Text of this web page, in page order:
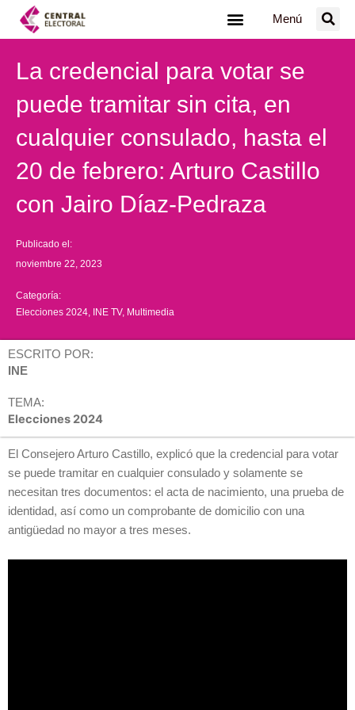
Menú
La credencial para votar se
puede tramitar sin cita, en
cualquier consulado, hasta el
20 de febrero: Arturo Castillo
con Jairo Díaz-Pedraza
Publicado el:
noviembre 22, 2023
Categoría:
Elecciones 2024 INE TV, Multimedia
ESCRITO POR:
INE
TEMA:
Elecciones 2024
El Consejero Arturo Castillo, explicó que la credencial para votar
se puede tramitar en cualquier consulado y solamente se
necesitan tres documentos: el acta de nacimiento, una prueba de
identidad, así como un comprobante de domicilio con una
antigüedad no mayor a tres meses.